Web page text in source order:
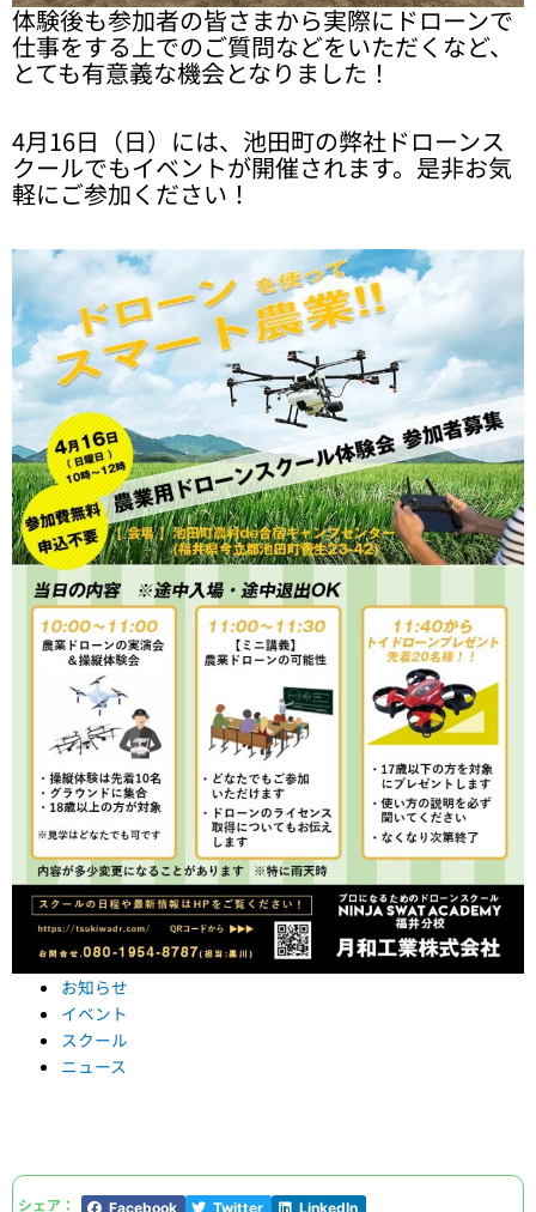
体験後も参加者の皆さまから実際にドローンで
仕事をする上でのご質問などをいただくなど、
とても有意義な機会となりました！
4月16日（日）には、池田町の弊社ドローンス
クールでもイベントが開催されます。是非お気
軽にご参加ください！
お知らせ
イベント
スクール
ニュース
シェア： Facebook Twitter LinkedIn